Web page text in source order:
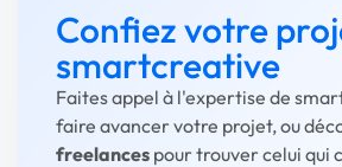
Confiez votre
smartcreative
Faites appel à l'expertise de
faire avancer votre projet, ou
freelances pour trouver celui qui